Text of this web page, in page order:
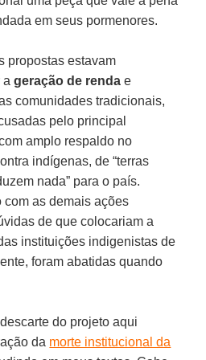
em seus pormenores.
propostas estavam
ageração de renda e
comunidades tradicionais,
pelo principal
amplo respaldo no
indígenas, de “terras
nada” para o país.
as demais ações
de que colocariam a
instituições indigenistas de
foram abatidas quando
do projeto aqui
da morte institucional da